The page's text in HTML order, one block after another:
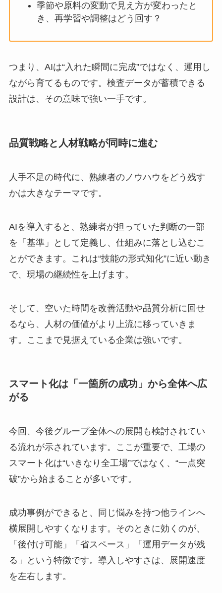
季節や原料の変動で見え方が変わったと
き、再学習や調整はどう回す？
つまり、AIは“入れた瞬間に完成”ではなく、運用し
ながら育てるものです。検査データが蓄積できる
設計は、その意味で強い一手です。
品質戦略と人材戦略が同時に進む
人手不足の時代に、熟練者のノウハウをどう残す
かは大きなテーマです。
AIを導入すると、熟練者が担っていた判断の一部
を「基準」として定義し、仕組みに落とし込むこ
とができます。これは“技能の形式知化”に近い動き
で、現場の継続性を上げます。
そして、空いた時間を改善活動や品質分析に回せ
るなら、人材の価値がより上流に移っていきま
す。ここまで見据えている企業は強いです。
スマート化は「一箇所の成功」から全体へ広
がる
今回、今後グループ全体への展開も検討されてい
る流れが示されています。ここが重要で、工場の
スマート化は“いきなり全工場”ではなく、“一点突
破”から始まることが多いです。
成功事例ができると、同じ悩みを持つ他ラインへ
横展開しやすくなります。そのときに効くのが、
「後付け可能」「省スペース」「運用データが残
る」という特徴です。導入しやすさは、展開速度
を左右します。